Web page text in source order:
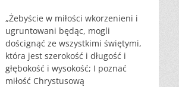
„Żebyście w miłości wkorzenieni i
ugruntowani będąc, mogli
doścignąć ze wszystkimi świętymi,
która jest szerokość i długość i
głębokość i wysokość; I poznać
miłość Chrystusową